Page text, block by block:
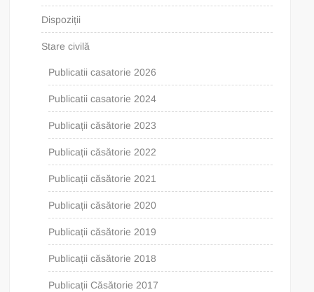
Dispoziții
Stare civilă
Publicatii casatorie 2026
Publicatii casatorie 2024
Publicații căsătorie 2023
Publicații căsătorie 2022
Publicații căsătorie 2021
Publicații căsătorie 2020
Publicații căsătorie 2019
Publicații căsătorie 2018
Publicații Căsătorie 2017